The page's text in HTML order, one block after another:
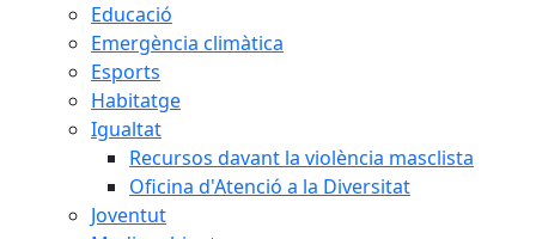
Educació
Emergència climàtica
Esports
Habitatge
Igualtat
Recursos davant la violència masclista
Oficina d'Atenció a la Diversitat
Joventut